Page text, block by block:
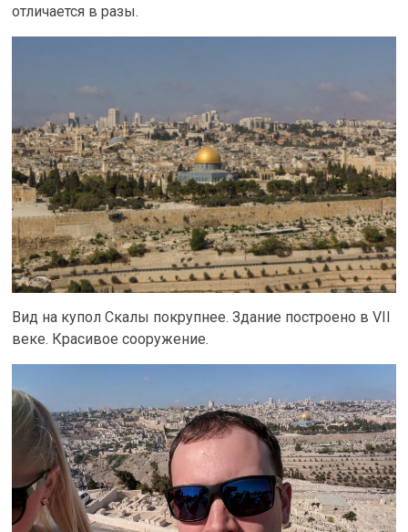
отличается в разы.
Вид на купол Скалы покрупнее. Здание построено в VII
веке. Красивое сооружение.